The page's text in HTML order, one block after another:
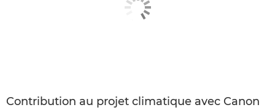
Contribution au projet climatique avec Canon